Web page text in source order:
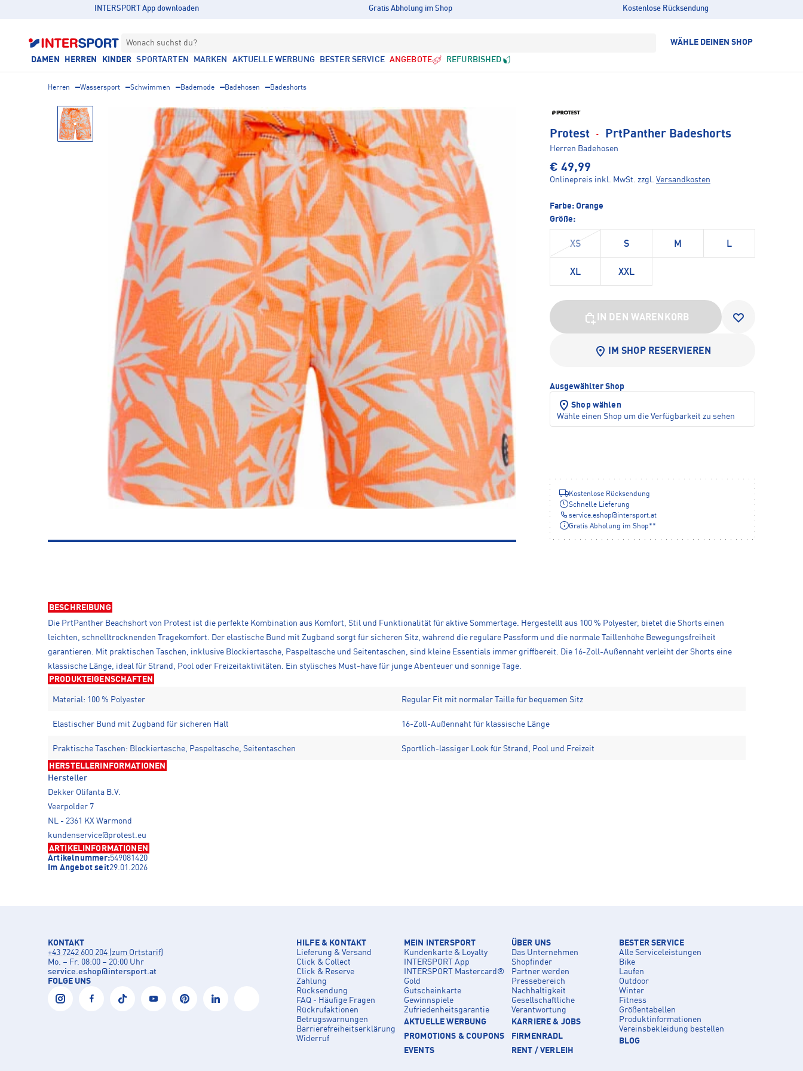
INTERSPORT App downloaden Gratis Abholung im Shop Kostenlose Rücksendung
Wonach suchst du? WÄHLE DEINEN SHOP
DAMEN HERREN KINDER SPORTARTEN MARKEN AKTUELLE WERBUNG BESTER SERVICE ANGEBOTE REFURBISHED
Herren Wassersport Schwimmen Bademode Badehosen Badeshorts
Protest · PrtPanther Badeshorts
Herren Badehosen
€ 49,99
Onlinepreis inkl. MwSt. zzgl. Versandkosten
Farbe: Orange
Größe:
XS S M L
XL XXL
IN DEN WARENKORB
IM SHOP RESERVIEREN
Ausgewählter Shop
Shop wählen
Wähle einen Shop um die Verfügbarkeit zu sehen
Kostenlose Rücksendung
Schnelle Lieferung
service.eshop@intersport.at
Gratis Abholung im Shop**
BESCHREIBUNG
Die PrtPanther Beachshort von Protest ist die perfekte Kombination aus Komfort, Stil und Funktionalität für aktive Sommertage. Hergestellt aus 100 % Polyester, bietet die Shorts einen
leichten, schnelltrocknenden Tragekomfort. Der elastische Bund mit Zugband sorgt für sicheren Sitz, während die reguläre Passform und die normale Taillenhöhe Bewegungsfreiheit
garantieren. Mit praktischen Taschen, inklusive Blockiertasche, Paspeltasche und Seitentaschen, sind kleine Essentials immer griffbereit. Die 16-Zoll-Außennaht verleiht der Shorts eine
klassische Länge, ideal für Strand, Pool oder Freizeitaktivitäten. Ein stylisches Must-have für junge Abenteuer und sonnige Tage.
PRODUKTEIGENSCHAFTEN
Material: 100 % Polyester Regular Fit mit normaler Taille für bequemen Sitz
Elastischer Bund mit Zugband für sicheren Halt 16-Zoll-Außennaht für klassische Länge
Praktische Taschen: Blockiertasche, Paspeltasche, Seitentaschen Sportlich-lässiger Look für Strand, Pool und Freizeit
HERSTELLERINFORMATIONEN
Hersteller
Dekker Olifanta B.V.
Veerpolder 7
NL - 2361 KX Warmond
kundenservice@protest.eu
ARTIKELINFORMATIONEN
Artikelnummer:549081420
Im Angebot seit29.01.2026
KONTAKT
+43 7242 600 204 (zum Ortstarif)
Mo. – Fr. 08:00 – 20:00 Uhr
service.eshop@intersport.at
FOLGE UNS
HILFE & KONTAKT
Lieferung & Versand
Click & Collect
Click & Reserve
Zahlung
Rücksendung
FAQ - Häufige Fragen
Rückrufaktionen
Betrugswarnungen
Barrierefreiheitserklärung
Widerruf
MEIN INTERSPORT
Kundenkarte & Loyalty
INTERSPORT App
INTERSPORT Mastercard®
Gold
Gutscheinkarte
Gewinnspiele
Zufriedenheitsgarantie
AKTUELLE WERBUNG
PROMOTIONS & COUPONS
EVENTS
ÜBER UNS
Das Unternehmen
Shopfinder
Partner werden
Pressebereich
Nachhaltigkeit
Gesellschaftliche
Verantwortung
KARRIERE & JOBS
FIRMENRADL
RENT / VERLEIH
BESTER SERVICE
Alle Serviceleistungen
Bike
Laufen
Outdoor
Winter
Fitness
Größentabellen
Produktinformationen
Vereinsbekleidung bestellen
BLOG